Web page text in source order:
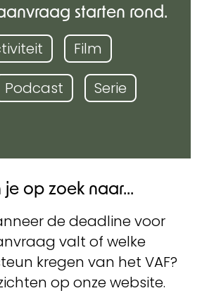
starten rond.
Film
Podcast Serie
je op zoek naar...
de deadline voor
valt of welke
kregen van het VAF?
op onze website.